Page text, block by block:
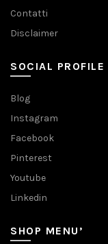
Contatti
Disclaimer
SOCIAL PROFILE
Blog
Instagram
Facebook
Pinterest
Youtube
Linkedin
SHOP MENU’